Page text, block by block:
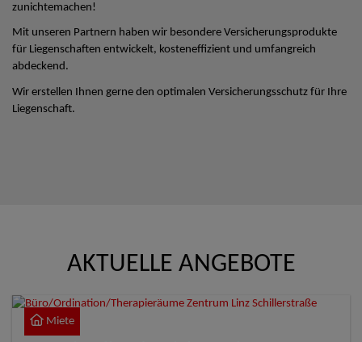
zunichtemachen!
Mit unseren Partnern haben wir besondere Versicherungsprodukte
für Liegenschaften entwickelt, kosteneffizient und umfangreich
abdeckend.
Wir erstellen Ihnen gerne den optimalen Versicherungsschutz für Ihre
Liegenschaft.
AKTUELLE ANGEBOTE
Miete